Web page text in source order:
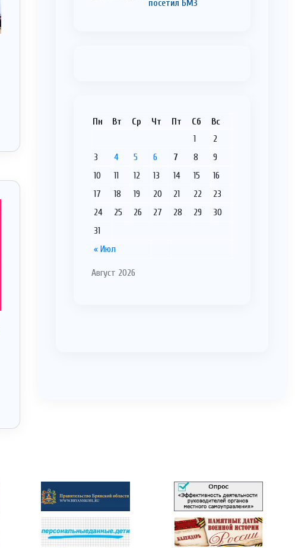
посетил БМЗ
Август 2026
Пн Вт Ср Чт Пт Сб Вс
« Июл
1
2
3
4 5 6 7 8
9
10
11 12 13 14 15
16
17
18 19 20 21 22
23
24
25 26 27 28 29
30
31